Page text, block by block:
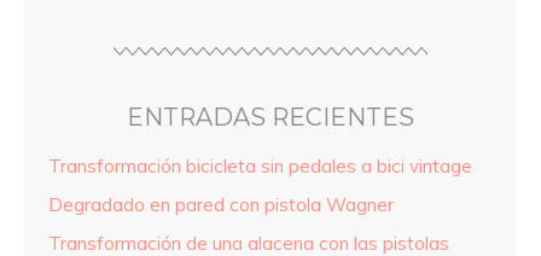
ENTRADAS RECIENTES
Transformación bicicleta sin pedales a bici vintage
Degradado en pared con pistola Wagner
Transformación de una alacena con las pistolas